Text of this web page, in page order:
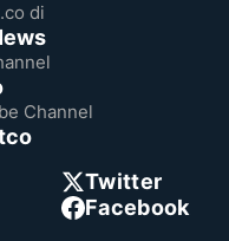
di
Channel
Twitter
Facebook